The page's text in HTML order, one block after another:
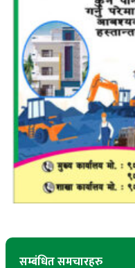
सम्बंधित समचारहरु